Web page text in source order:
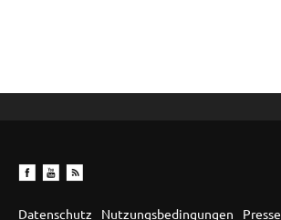
Datenschutz Nutzungsbedingungen Presse